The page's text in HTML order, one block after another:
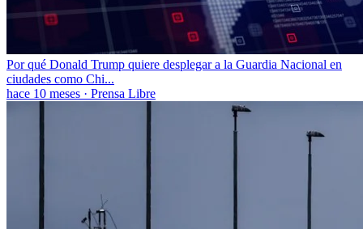
Por qué Donald Trump quiere desplegar a la Guardia Nacional en
ciudades como Chi...
hace 10 meses · Prensa Libre